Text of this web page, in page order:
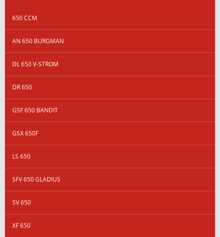
650 CCM
AN 650 BURGMAN
DL 650 V-STROM
DR 650
GSF 650 BANDIT
GSX 650F
LS 650
SFV 650 GLADIUS
SV 650
XF 650